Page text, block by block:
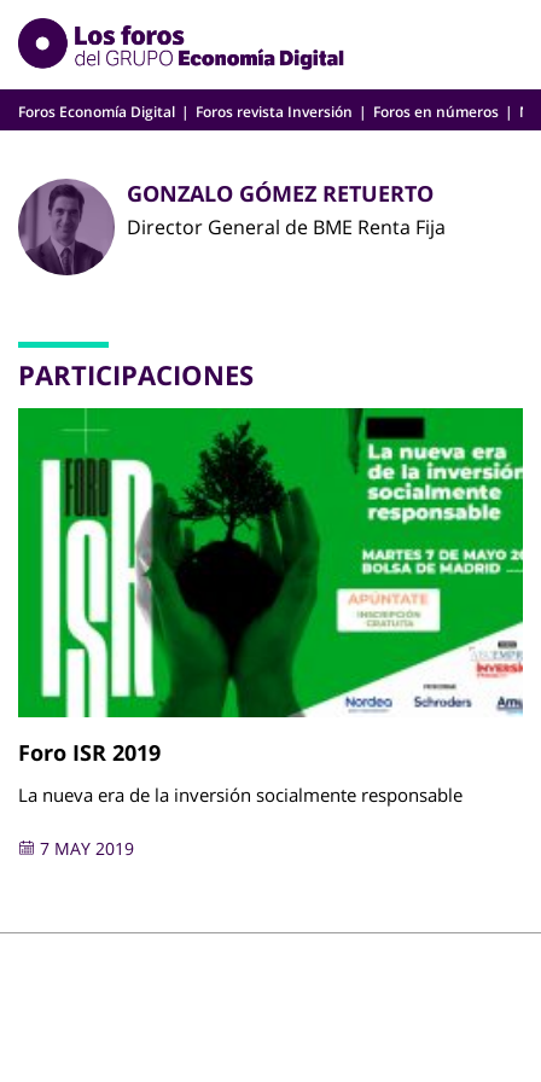
Skip
content
Foros Economía Digital Foros revista Inversión Foros en números
GONZALO GÓMEZ RETUERTO
Director General de BME Renta Fija
PARTICIPACIONES
Foro ISR 2019
La nueva era de la inversión socialmente responsable
7 MAY 2019